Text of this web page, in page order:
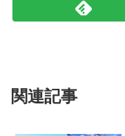
関連記事